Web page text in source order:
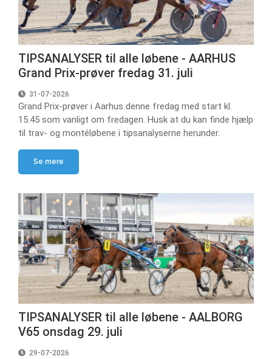
TIPSANALYSER til alle løbene - AARHUS
Grand Prix-prøver fredag 31. juli
31-07-2026
Grand Prix-prøver i Aarhus denne fredag med start kl.
15.45 som vanligt om fredagen. Husk at du kan finde hjælp
til trav- og montéløbene i tipsanalyserne herunder.
Se mere
TIPSANALYSER til alle løbene - AALBORG
V65 onsdag 29. juli
29-07-2026